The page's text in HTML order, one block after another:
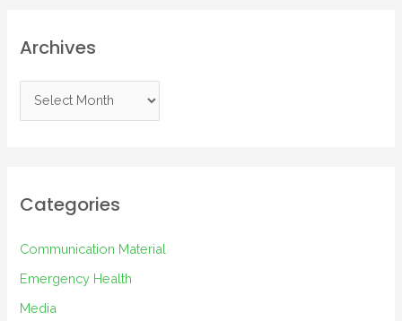
Archives
r
i
e
s
Categories
Communication Material
Emergency Health
Media